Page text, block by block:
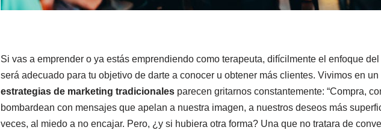
Si vas a emprender o ya estás emprendiendo como terapeuta, difícilmente el enfoque del
será adecuado para tu objetivo de darte a conocer u obtener más clientes. Vivimos en
estrategias de marketing tradicionalesparecen gritarnos constantemente: “Compra,
bombardean con mensajes que apelan a nuestra imagen, a nuestros deseos más
veces, al miedo a no encajar. Pero, ¿y si hubiera otra forma? Una que no tratara de